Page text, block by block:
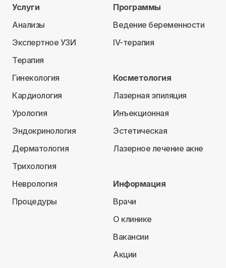
Услуги
Анализы
Экспертное УЗИ
Терапия
Гинекология
Кардиология
Урология
Эндокринология
Дерматология
Трихология
Неврология
Процедуры
Программы
Ведение беременности
IV-терапия
Косметология
Лазерная эпиляция
Инъекционная
Эстетическая
Лазерное лечение акне
Информация
Врачи
О клинике
Вакансии
Акции